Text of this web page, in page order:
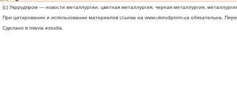
(c) Укррудпром — новости металлургии: цветная металлургия, черная металлургия,
При цитировании и использовании материалов ссылка на www.ukrrudprom.ua обязательна.
Сделано в miavia estudia.